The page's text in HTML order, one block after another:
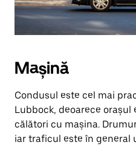
Mașină
Condusul este cel mai
Lubbock, deoarece
călători cu mașina.
iar traficul este în general